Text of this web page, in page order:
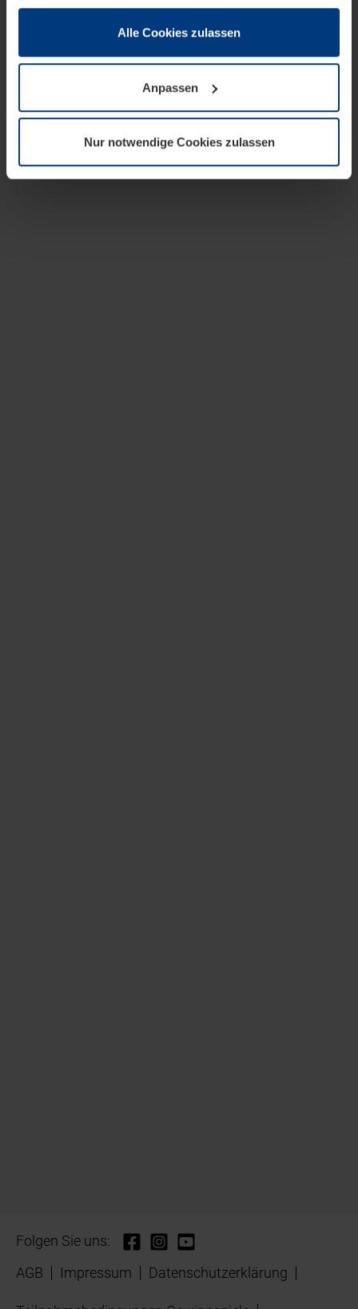
sie im Rahmen Ihrer Nutzung der Dienste gesammelt
wenn diese für den Betrieb dieser Seite unbedingt
notwendig sind. Für alle anderen Cookie-Typen benötigen
wir Ihre Erlaubnis. Ihre Einwilligung können Sie jederzeit
Datenschutzerklärungunserer Website ändern oder
widerrufen.
Alle Cookies zulassen
Anpassen
Nur notwendige Cookies zulassen
Folgen Sie uns:
AGB
Impressum Datenschutzerklärung